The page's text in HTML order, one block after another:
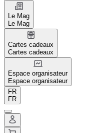
Le Mag
Le Mag
Cartes cadeaux
Cartes cadeaux
Espace organisateur
Espace organisateur
FR
FR